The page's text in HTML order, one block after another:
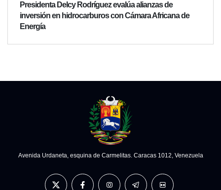
Presidenta Delcy Rodríguez evalúa alianzas de
inversión en hidrocarburos con Cámara Africana de
Energía
Avenida Urdaneta, esquina de Carmelitas. Caracas 1012, Venezuela